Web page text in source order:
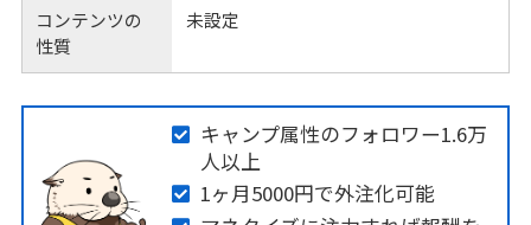
コンテンツの
性質
未設定
キャンプ属性のフォロワー1.6万
人以上
1ヶ月5000円で外注化可能